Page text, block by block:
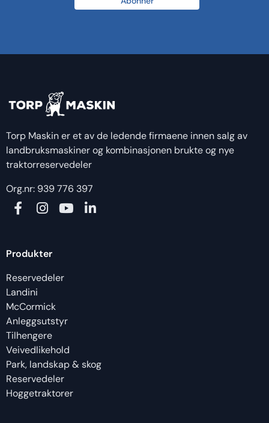
Torp Maskin er et av de ledende firmaene innen salg av
landbruksmaskiner og kombinasjonen brukte og nye
traktorreservedeler
Org.nr: 939 776 397
Produkter
Reservedeler
Landini
McCormick
Anleggsutstyr
Tilhengere
Veivedlikehold
Park, landskap & skog
Reservedeler
Hoggetraktorer